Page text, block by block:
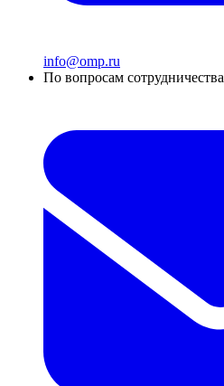
info@omp.ru
По вопросам сотрудничества